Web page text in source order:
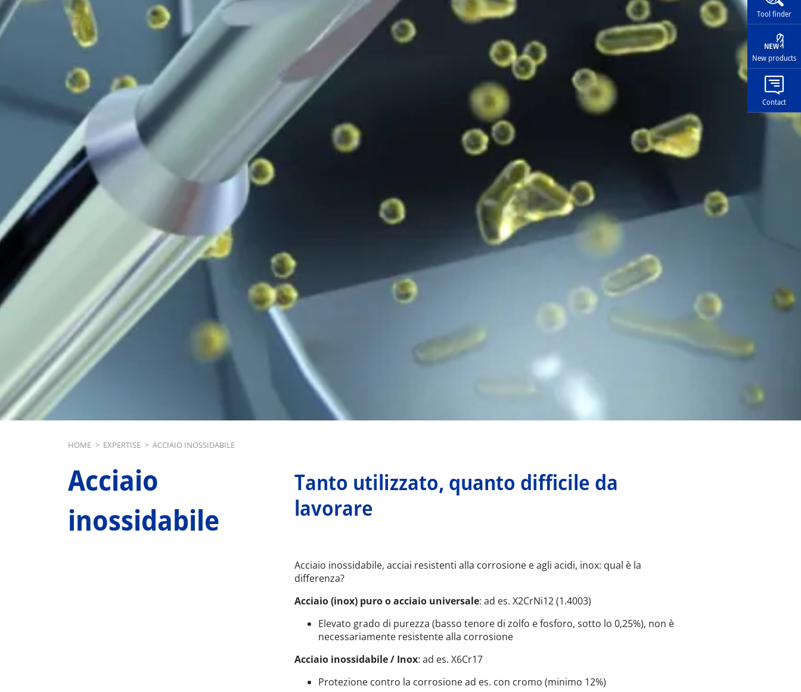
Tool finder
New products
Contact
Breadcrumb
HOME > EXPERTISE > ACCIAIO INOSSIDABILE
Acciaio
inossidabile
Tanto utilizzato, quanto difficile da
lavorare
Acciaio inossidabile, acciai resistenti alla corrosione e agli acidi, inox: qual è la
differenza?
Acciaio (inox) puro o acciaio universale: ad es. X2CrNi12 (1.4003)
Elevato grado di purezza (basso tenore di zolfo e fosforo, sotto lo 0,25%), non è
necessariamente resistente alla corrosione
Acciaio inossidabile / Inox: ad es. X6Cr17
Protezione contro la corrosione ad es. con cromo (minimo 12%)